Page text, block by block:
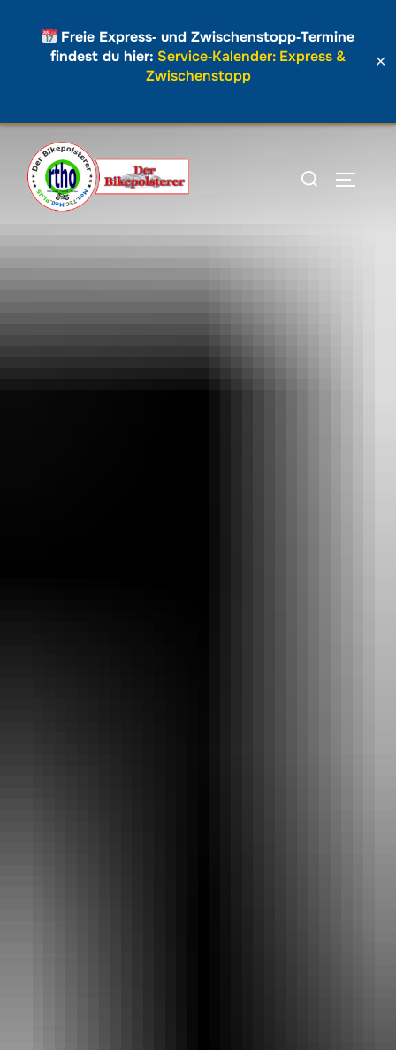
Inhalt
springen
Freie Express‑ und Zwischenstopp‑Termine
findest du hier: Service‑Kalender: Express &
Zwischenstopp
✕
Suchen